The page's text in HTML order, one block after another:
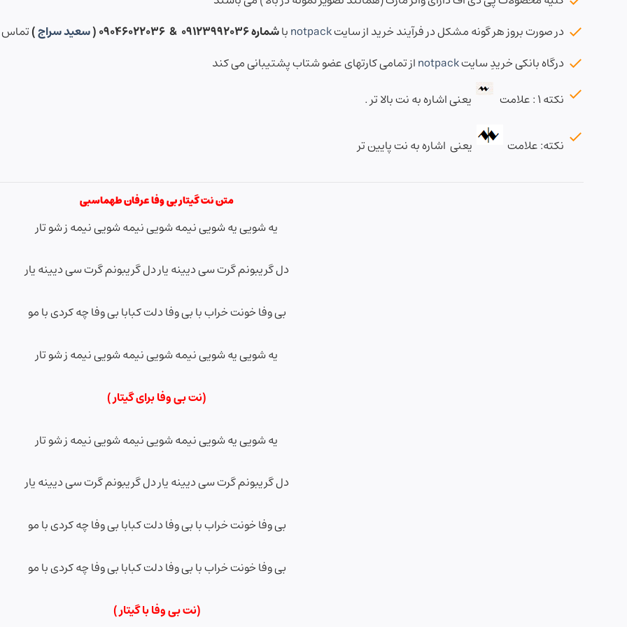
در صورت بروز هر گونه مشکل در فرآیند خرید از سایتnotpackباشماره ۰۹۱۲۳۹۹۲۰۳۶ & ۰۹۰۴۶۰۲۲۰۳۶ ( سعید سراج)تماس
درگاه بانکی خریدِ سایتnotpackاز تمامی کارتهای عضو شتاب پشتیبانی می کند
نکته ۱ : علامت
یعنی اشاره به نت بالا تر .
نکته: علامت یعنی اشاره به نت پایین تر
متن نت گیتار بی وفا عرفان طهماسبی
یه شویی یه شویی نیمه شویی نیمه شویی نیمه ز شو تار
دل گریبونم گرت سی دیینه یار دل گریبونم گرت سی دیینه یار
بی وفا خونت خراب با بی وفا دلت کبابا بی وفا چه کردی با مو
یه شویی یه شویی نیمه شویی نیمه شویی نیمه ز شو تار
(نت بی وفا برای گیتار )
یه شویی یه شویی نیمه شویی نیمه شویی نیمه ز شو تار
دل گریبونم گرت سی دیینه یار دل گریبونم گرت سی دیینه یار
بی وفا خونت خراب با بی وفا دلت کبابا بی وفا چه کردی با مو
بی وفا خونت خراب با بی وفا دلت کبابا بی وفا چه کردی با مو
(نت بی وفابا گیتار )